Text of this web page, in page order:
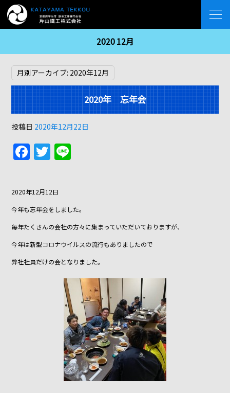
2020 12月
月別アーカイブ: 2020年12月
2020年 忘年会
投稿日 2020年12月22日
F
a
c
e
b
o
o
k
T
w
itt
er
2020年12月12日
今年も忘年会をしました。
毎年たくさんの会社の方々に集まっていただいておりますが、
今年は新型コロナウイルスの流行もありましたので
弊社社員だけの会となりました。